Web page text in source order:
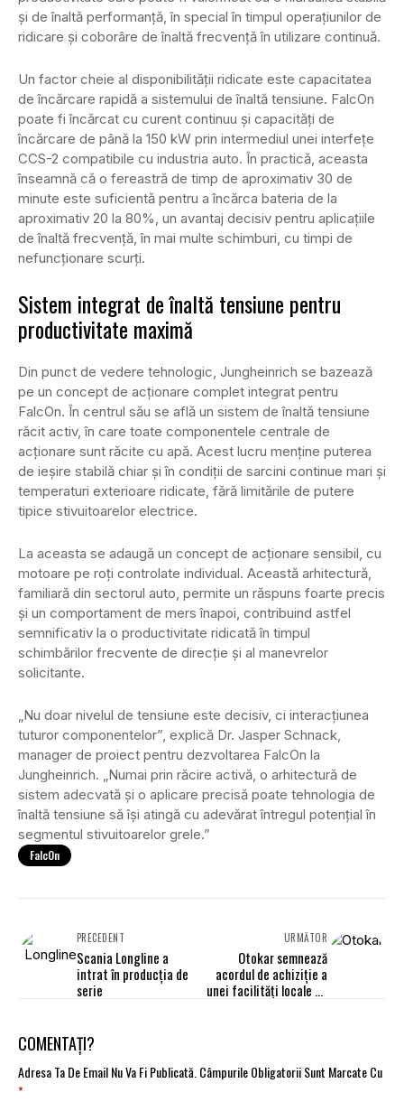
și de înaltă performanță, în special în timpul operațiunilor de
ridicare și coborâre de înaltă frecvență în utilizare continuă.
Un factor cheie al disponibilității ridicate este capacitatea
de încărcare rapidă a sistemului de înaltă tensiune. FalcOn
poate fi încărcat cu curent continuu și capacități de
încărcare de până la 150 kW prin intermediul unei interfețe
CCS-2 compatibile cu industria auto. În practică, aceasta
înseamnă că o fereastră de timp de aproximativ 30 de
minute este suficientă pentru a încărca bateria de la
aproximativ 20 la 80%, un avantaj decisiv pentru aplicațiile
de înaltă frecvență, în mai multe schimburi, cu timpi de
nefuncționare scurți.
Sistem integrat de înaltă tensiune pentru
productivitate maximă
Din punct de vedere tehnologic, Jungheinrich se bazează
pe un concept de acționare complet integrat pentru
FalcOn. În centrul său se află un sistem de înaltă tensiune
răcit activ, în care toate componentele centrale de
acționare sunt răcite cu apă. Acest lucru menține puterea
de ieșire stabilă chiar și în condiții de sarcini continue mari și
temperaturi exterioare ridicate, fără limitările de putere
tipice stivuitoarelor electrice.
La aceasta se adaugă un concept de acționare sensibil, cu
motoare pe roți controlate individual. Această arhitectură,
familiară din sectorul auto, permite un răspuns foarte precis
și un comportament de mers înapoi, contribuind astfel
semnificativ la o productivitate ridicată în timpul
schimbărilor frecvente de direcție și al manevrelor
solicitante.
„Nu doar nivelul de tensiune este decisiv, ci interacțiunea
tuturor componentelor”, explică Dr. Jasper Schnack,
manager de proiect pentru dezvoltarea FalcOn la
Jungheinrich. „Numai prin răcire activă, o arhitectură de
sistem adecvată și o aplicare precisă poate tehnologia de
înaltă tensiune să își atingă cu adevărat întregul potențial în
segmentul stivuitoarelor grele.”
FalcOn
PRECEDENT
Scania Longline a
intrat în producția de
serie
URMĂTOR
Otokar semnează
acordul de achiziție a
unei facilități locale de
COMENTAȚI?
Adresa Ta De Email Nu Va Fi Publicată. Câmpurile Obligatorii Sunt Marcate Cu
*